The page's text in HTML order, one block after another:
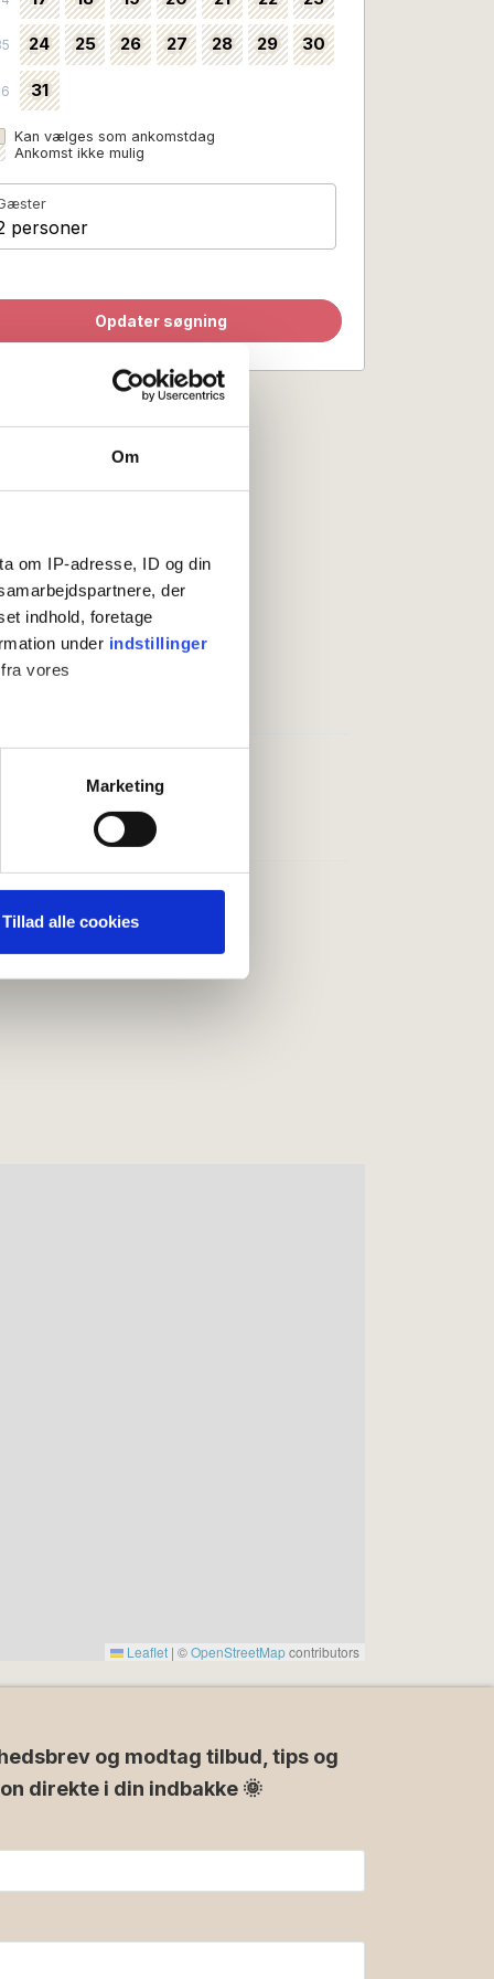
Om
om IP-adresse, ID og din
der
indhold, foretage
under indstillinger
vores
og til at analysere
for sociale medier,
Marketing
Tillad alle cookies
24 25 26 27 28 29 30
31
Kan vælges som ankomstdag
Ankomst ikke mulig
personer
Opdater søgning
10:00
Leaflet | ©OpenStreetMapcontributors
og modtag tilbud, tips og
direkte i din indbakke 🌞